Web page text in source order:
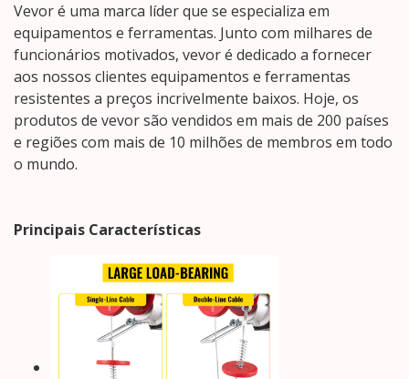
Vevor é uma marca líder que se especializa em
equipamentos e ferramentas. Junto com milhares de
funcionários motivados, vevor é dedicado a fornecer
aos nossos clientes equipamentos e ferramentas
resistentes a preços incrivelmente baixos. Hoje, os
produtos de vevor são vendidos em mais de 200 países
e regiões com mais de 10 milhões de membros em todo
o mundo.
Principais Características